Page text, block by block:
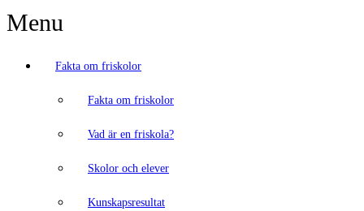
Menu
Fakta om friskolor
Fakta om friskolor
Vad är en friskola?
Skolor och elever
Kunskapsresultat